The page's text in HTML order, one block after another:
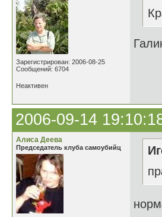
Зарегистрирован: 2006-08-25
Сообщений: 6704
Неактивен
2006-09-14
Алиса Деева
Председатель клуба самоубийц